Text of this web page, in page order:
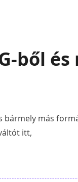
ből és
bármely más
itt,